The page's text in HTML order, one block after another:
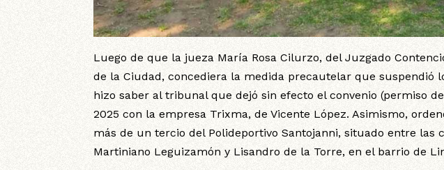
Luego de que la jueza María Rosa Cilurzo, del Juzgado
de la Ciudad, concediera la medida precautelar que suspendió
hizo saber al tribunal que dejó sin efecto el convenio (permiso
2025 con la empresa Trixma, de Vicente López. Asimismo,
más de un tercio del Polideportivo Santojanni, situado entre las
Martiniano Leguizamón y Lisandro de la Torre, en el barrio de